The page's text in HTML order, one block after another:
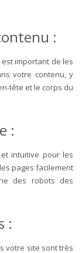
:
important de les
votre contenu, y
tête et le corps du
:
intuitive pour les
pages facilement
des robots des
:
votre site sont très